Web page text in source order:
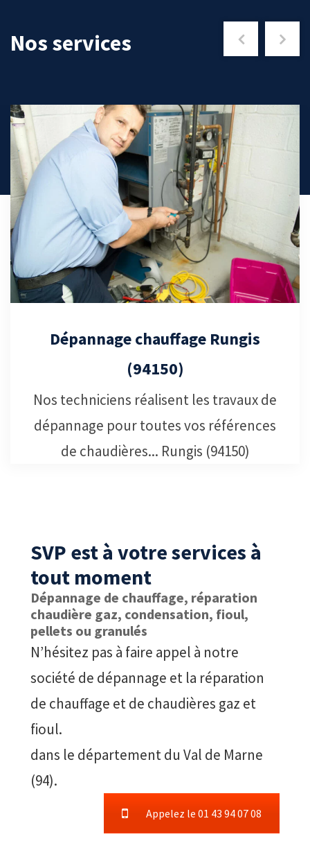
Nos services
Entretien chaudière Rungis (94150)
Expert en entretien de chauffage,
chaudière ou votre chauffe-eaux...Pose,
Entretien et Dépannage... Rungis
(94150)
SVP est à votre services à
tout moment
Dépannage de chauffage, réparation
chaudière gaz, condensation, fioul,
pellets ou granulés
N’hésitez pas à faire appel à notre
société de dépannage et la réparation
de chauffage et de chaudières gaz et
fioul.
dans le département du Val de Marne
(94).
Appelez le 01 43 94 07 08